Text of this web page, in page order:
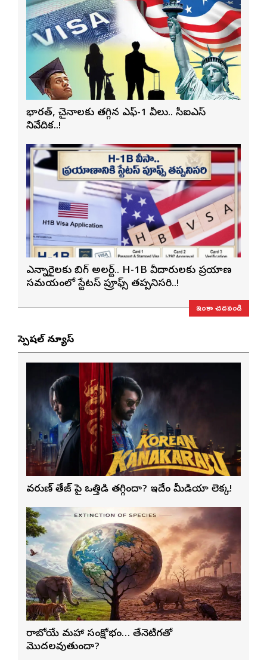
భారత్, చైనాలకు తగ్గిన ఎఫ్-1 వీసాలు.. సీఐఎస్
నివేదిక..!
ఎన్నారైలకు బిగ్ అలర్ట్.. H-1B వీసాదారులకు ప్రయాణ
సమయంలో స్టేటస్ ప్రూఫ్స్ తప్పనిసరి..!
ఇంకా చదవండి
స్పెషల్ న్యూస్
వరుణ్ తేజ్‌ పై ఒత్తిడి తగ్గిందా? ఇదేం మీడియా లెక్క!
రాబోయే మహా సంక్షోభం… తేనెటీగతో
మొదలవుతుందా?